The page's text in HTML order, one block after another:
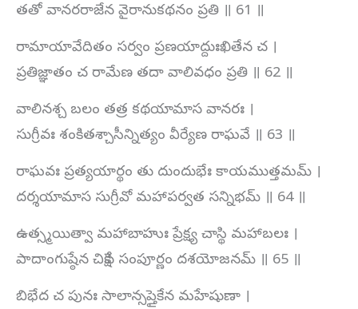
తతో వానరరాజేన వైరానుకథనం ప్రతి ॥ 61 ॥
రామాయావేదితం సర్వం ప్రణయాద్దుఃఖితేన చ ।
ప్రతిజ్ఞాతం చ రామేణ తదా వాలివధం ప్రతి ॥ 62 ॥
వాలినశ్చ బలం తత్ర కథయామాస వానరః ।
సుగ్రీవః శంకితశ్చాసీన్నిత్యం వీర్యేణ రాఘవే ॥ 63 ॥
రాఘవః ప్రత్యయార్థం తు దుందుభేః కాయముత్తమమ్ ।
దర్శయామాస సుగ్రీవో మహాపర్వత సన్నిభమ్ ॥ 64 ॥
ఉత్స్మయిత్వా మహాబాహుః ప్రేక్ష్య చాస్థి మహాబలః ।
పాదాంగుష్ఠేన చిక్షేప సంపూర్ణం దశయోజనమ్ ॥ 65 ॥
బిభేద చ పునః సాలాన్సప్తైకేన మహేషుణా ।